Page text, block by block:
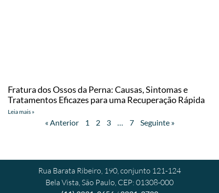
Fratura dos Ossos da Perna: Causas, Sintomas e
Tratamentos Eficazes para uma Recuperação Rápida
Leia mais »
« Anterior 1 2 3 7 Seguinte »
Rua Barata Ribeiro, 190, conjunto 121-124
Bela Vista, São Paulo, CEP: 01308-000